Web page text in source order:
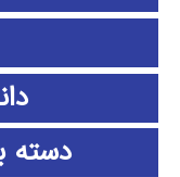
دسته